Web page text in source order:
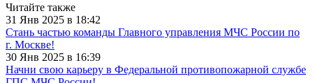
Читайте также
31 Янв 2025 в 18:42
Стань частью команды Главного управления МЧС России по
г. Москве!
30 Янв 2025 в 16:39
Начни свою карьеру в Федеральной противопожарной службе